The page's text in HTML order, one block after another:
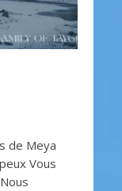
de Meya
Vous